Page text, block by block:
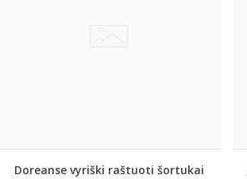
Doreanse vyriški raštuoti šortukai